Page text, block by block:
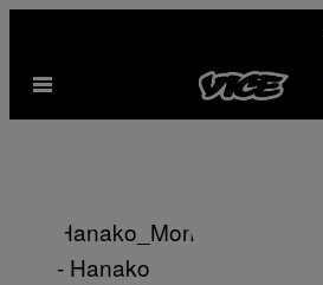
content
Open